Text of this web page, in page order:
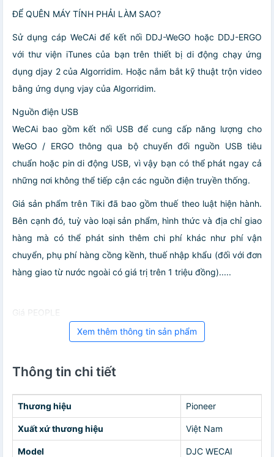
ĐỂ QUÊN MÁY TÍNH PHẢI LÀM SAO?
Sử dụng cáp WeCAi để kết nối DDJ-WeGO hoặc DDJ-ERGO
với thư viện iTunes của bạn trên thiết bị di động chạy ứng
dụng djay 2 của Algorridim. Hoặc nắm bắt kỹ thuật trộn video
bằng ứng dụng vjay của Algorridim.
Nguồn điện USB
WeCAi bao gồm kết nối USB để cung cấp năng lượng cho
WeGO / ERGO thông qua bộ chuyển đổi nguồn USB tiêu
chuẩn hoặc pin di động USB, vì vậy bạn có thể phát ngay cả
những nơi không thể tiếp cận các nguồn điện truyền thống.
Giá sản phẩm trên Tiki đã bao gồm thuế theo luật hiện hành.
Bên cạnh đó, tuỳ vào loại sản phẩm, hình thức và địa chỉ giao
hàng mà có thể phát sinh thêm chi phí khác như phí vận
chuyển, phụ phí hàng cồng kềnh, thuế nhập khẩu (đối với đơn
hàng giao từ nước ngoài có giá trị trên 1 triệu đồng).....
Giá PEOPLE
Xem thêm thông tin sản phẩm
Thông tin chi tiết
Thương hiệu Pioneer
Xuất xứ thương hiệu Việt Nam
Model DJC WECAI